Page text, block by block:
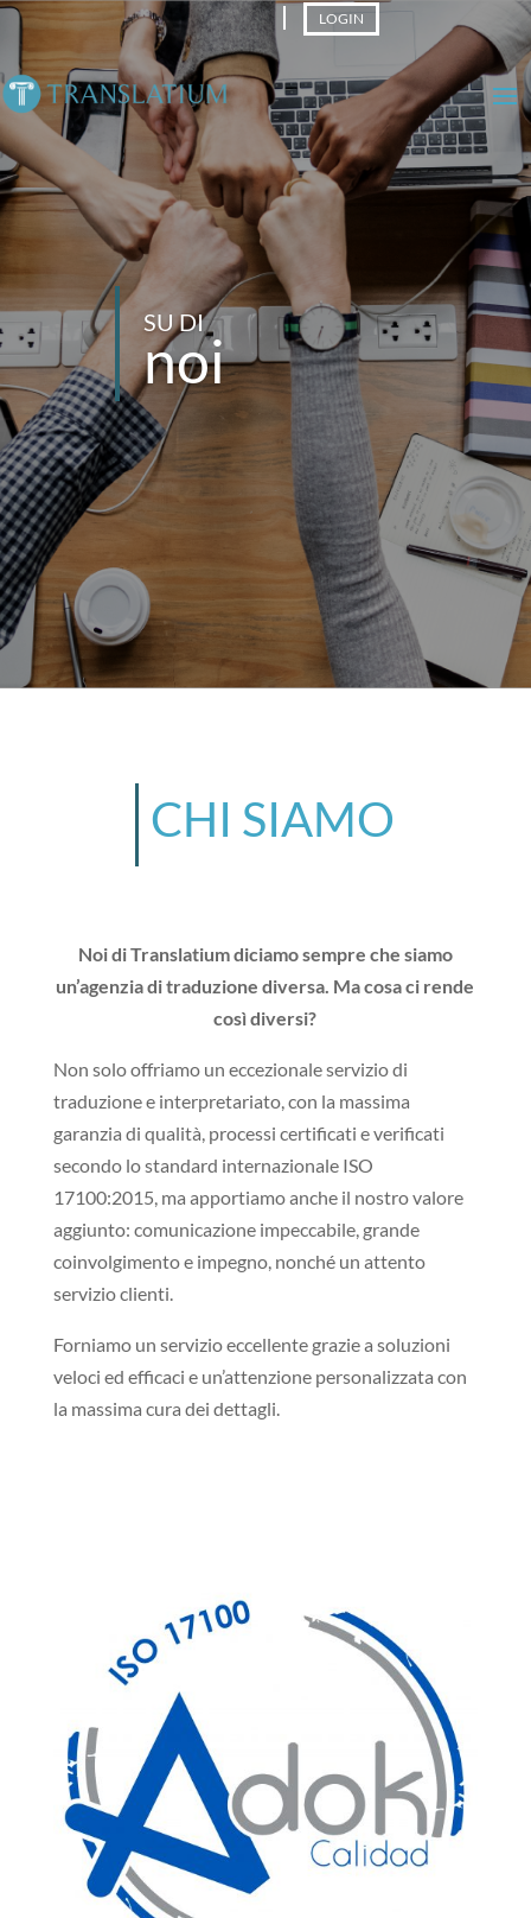
LOGIN
SU DI
noi
CHI SIAMO
Noi di Translatium diciamo sempre che siamo
un’agenzia di traduzione diversa. Ma cosa ci rende
così diversi?
Non solo offriamo un eccezionale servizio di
traduzione e interpretariato, con la massima
garanzia di qualità, processi certificati e verificati
secondo lo standard internazionale ISO
17100:2015, ma apportiamo anche il nostro valore
aggiunto: comunicazione impeccabile, grande
coinvolgimento e impegno, nonché un attento
servizio clienti.
Forniamo un servizio eccellente grazie a soluzioni
veloci ed efficaci e un’attenzione personalizzata con
la massima cura dei dettagli.